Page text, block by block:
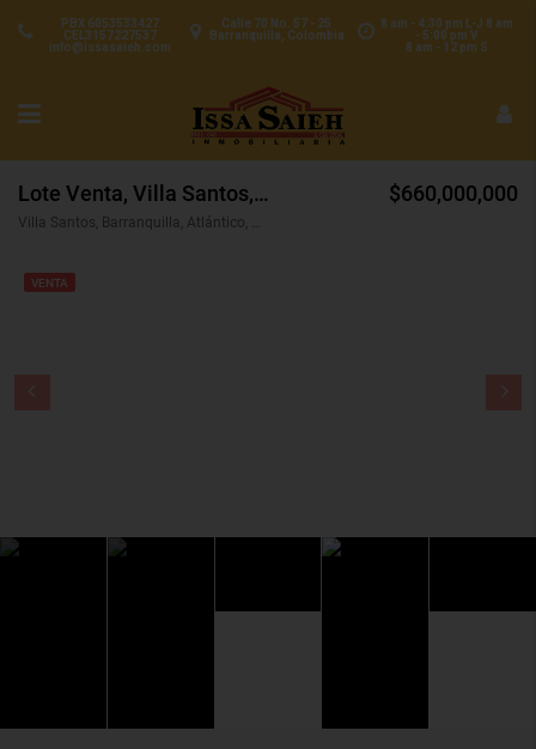
8 am - 4:30 pm L-J 8 am
- 5:00 pm V
8 am - 12 pm S
Calle 70 No. 57 - 25
Barranquilla, Colombia
PBX 6053533427
CEL3157227537
info@issasaieh.com
Lote Venta, Villa Santos, Barranquilla (28437)
Villa Santos, Barranquilla, Atlántico, Colombia
$660,000,000
VENTA